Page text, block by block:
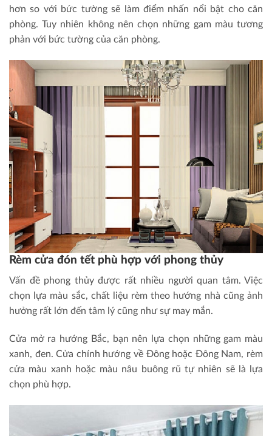
hơn so với bức tường sẽ làm điểm nhấn nổi bật cho căn
phòng. Tuy nhiên không nên chọn những gam màu tương
phản với bức tường của căn phòng.
Rèm cửa đón tết phù hợp với phong thủy
Vấn đề phong thủy được rất nhiều người quan tâm. Việc
chọn lựa màu sắc, chất liệu rèm theo hướng nhà cũng ảnh
hưởng rất lớn đến tâm lý cũng như sự may mắn.
Cửa mở ra hướng Bắc, bạn nên lựa chọn những gam màu
xanh, đen. Cửa chính hướng về Đông hoặc Đông Nam, rèm
cửa màu xanh hoặc màu nâu buông rũ tự nhiên sẽ là lựa
chọn phù hợp.